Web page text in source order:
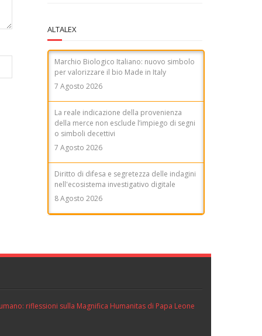
ALTALEX
Marchio Biologico Italiano: nuovo simbolo
per valorizzare il bio Made in Italy
7 Agosto 2026
La reale indicazione della provenienza
della merce non esclude l’impiego di segni
o simboli decettivi
7 Agosto 2026
Diritto di difesa e segretezza delle indagini
nell'ecosistema investigativo digitale
8 Agosto 2026
riflessioni sulla Magnifica Humanitas di Papa Leone